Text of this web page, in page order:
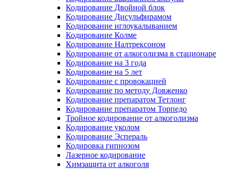
Кодирование Двойной блок
Кодирование Дисульфирамом
Кодирование иглоукалыванием
Кодирование Колме
Кодирование Налтрексоном
Кодирование от алкоголизма в стационаре
Кодирование на 3 года
Кодирование на 5 лет
Кодирование с провокацией
Кодирование по методу Довженко
Кодирование препаратом Тетлонг
Кодирование препаратом Торпедо
Тройное кодирование от алкоголизма
Кодирование уколом
Кодирование Эспераль
Кодировка гипнозом
Лазерное кодирование
Химзащита от алкоголя